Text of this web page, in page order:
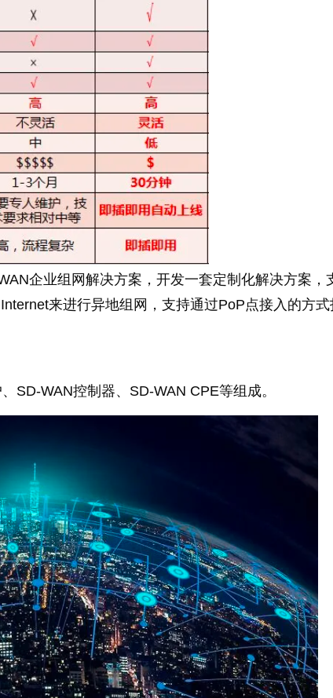
企业组网解决方案，开发一套定制化解决方案，
来进行异地组网，支持通过PoP点接入的方式
SD-WAN控制器、SD-WAN CPE等组成。